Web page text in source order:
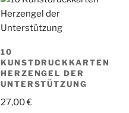
10
KUNSTDRUCKKARTEN
HERZENGEL DER
UNTERSTÜTZUNG
27,00€